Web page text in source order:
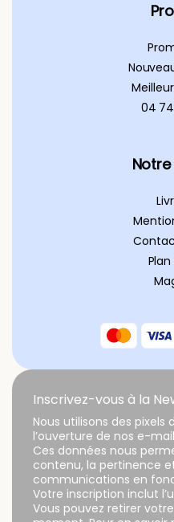
04 74
Inscrivez-vous à la
Nous utilisons des
l’ouverture de nos e-
Ces données nous
contenu, la pertinence
communications en
Votre inscription inclut
Vous pouvez retirer